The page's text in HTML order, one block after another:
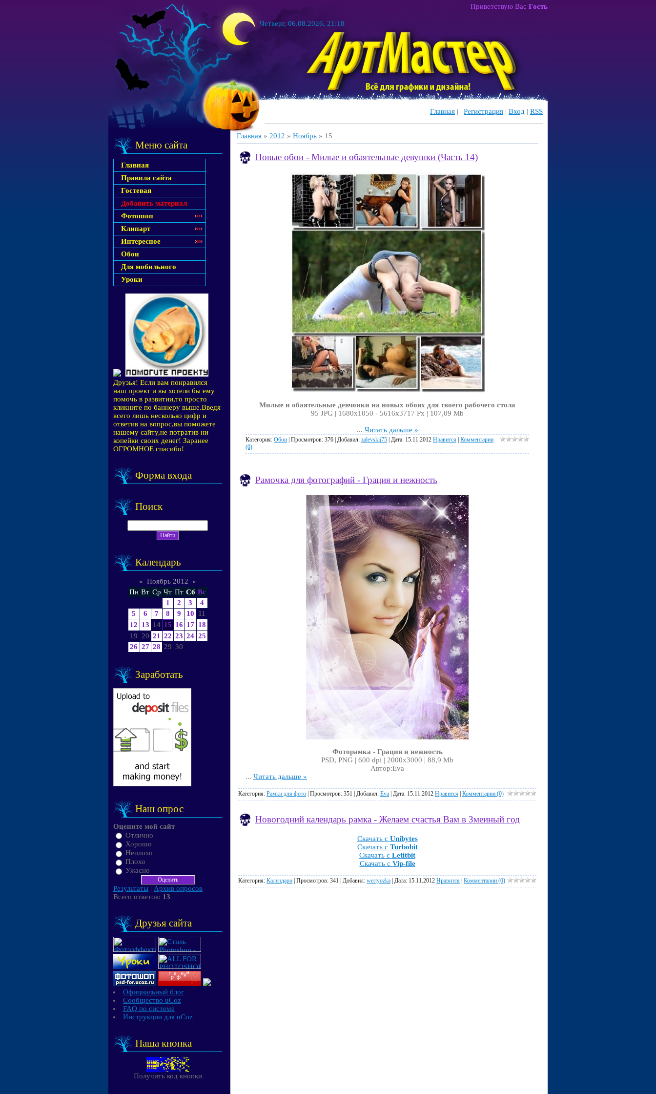
Четверг, 06.08.2026, 21:18
Приветствую Вас Гость
Главная | | Регистрация | Вход | RSS
Меню сайта
Главная
Правила сайта
Гостевая
Добавить материал
Фотошоп
Клипарт
Интересное
Обои
Для мобильного
Уроки
Друзья! Если вам понравился
наш проект и вы хотели бы ему
помочь в развитии,то просто
кликните по баннеру выше.Введя
всего лишь несколько цифр и
ответив на вопрос,вы поможете
нашему сайту,не потратив ни
копейки своих денег! Заранее
ОГРОМНОЕ спасибо!
Форма входа
Поиск
Календарь
« Ноябрь 2012
»
Пн Вт Ср Чт Пт Сб Вс
1
2 3
4
5
6 7 8 9 10
11
12
13 14 15 16 17 18
19
20 21 22 23 24 25
26 27 28 29 30
Заработать
Наш опрос
Оцените мой сайт
Отлично
Хорошо
Неплохо
Плохо
Ужасно
Результаты | Архив опросов
Всего ответов: 13
Друзья сайта
Официальный блог
Сообщество uCoz
FAQ по системе
Инструкции для uCoz
Наша кнопка
Получить код кнопки
Главная » 2012 » Ноябрь » 15
Новые обои - Милые и обаятельные девушки (Часть 14)
Милые и обаятельные девчонки на новых обоях для твоего рабочего стола
95 JPG | 1680х1050 - 5616х3717 Px | 107,09 Mb
... Читать дальше »
Категория: Обои | Просмотров: 376 | Добавил: zalevskij75 | Дата: 15.11.2012 Нравится | Комментарии
(0)
Рамочка для фотографий - Грация и нежность
Фоторамка - Грация и нежность
PSD, PNG | 600 dpi | 2000x3000 | 88,9 Mb
Автор:Eva
... Читать дальше »
Категория: Рамки для фото | Просмотров: 351 | Добавил: Eva | Дата: 15.11.2012 Нравится | Комментарии (0)
Новогодний календарь рамка - Желаем счастья Вам в Змеиный год
Скачать с Unibytes
Скачать с Turbobit
Скачать с Letitbit
Скачать с Vip-file
Категория: Календари | Просмотров: 341 | Добавил: wertyozka | Дата: 15.11.2012 Нравится | Комментарии (0)